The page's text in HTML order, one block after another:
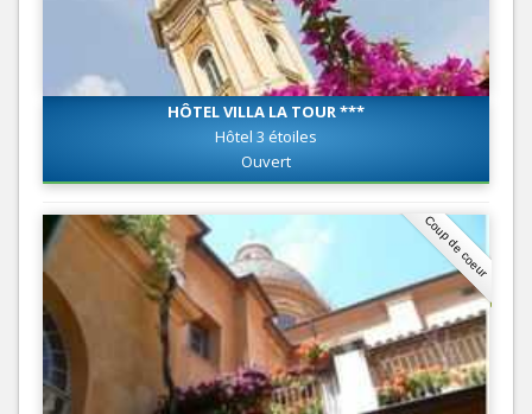
HÔTEL VILLA LA TOUR ***
Hôtel 3 étoiles
Ouvert
Coup de coeur